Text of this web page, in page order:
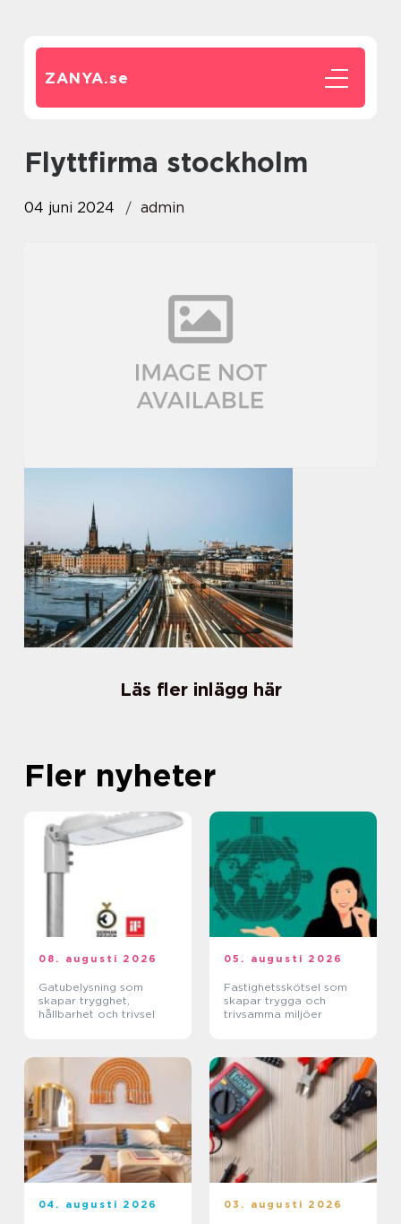
ZANYA.se
flyttfirma stockholm
04 juni 2024 admin
Läs fler inlägg här
Fler nyheter
08. augusti 2026
Gatubelysning som
skapar trygghet,
hållbarhet och trivsel
05. augusti 2026
Fastighetsskötsel som
skapar trygga och
trivsamma miljöer
04. augusti 2026 03. augusti 2026